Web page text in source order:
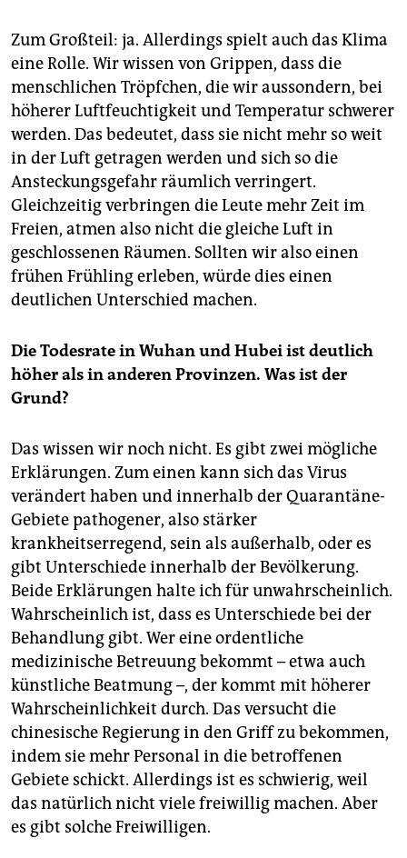
Zum Großteil: ja. Allerdings spielt auch das Klima
eine Rolle. Wir wissen von Grippen, dass die
menschlichen Tröpfchen, die wir aussondern, bei
höherer Luftfeuchtigkeit und Temperatur schwerer
werden. Das bedeutet, dass sie nicht mehr so weit
in der Luft getragen werden und sich so die
Ansteckungsgefahr räumlich verringert.
Gleichzeitig verbringen die Leute mehr Zeit im
Freien, atmen also nicht die gleiche Luft in
geschlossenen Räumen. Sollten wir also einen
frühen Frühling erleben, würde dies einen
deutlichen Unterschied machen.
Die Todesrate in Wuhan und Hubei ist deutlich
höher als in anderen Provinzen. Was ist der
Grund?
Das wissen wir noch nicht. Es gibt zwei mögliche
Erklärungen. Zum einen kann sich das Virus
verändert haben und innerhalb der Quarantäne-
Gebiete pathogener, also stärker
krankheitserregend, sein als außerhalb, oder es
gibt Unterschiede innerhalb der Bevölkerung.
Beide Erklärungen halte ich für unwahrscheinlich.
Wahrscheinlich ist, dass es Unterschiede bei der
Behandlung gibt. Wer eine ordentliche
medizinische Betreuung bekommt – etwa auch
künstliche Beatmung –, der kommt mit höherer
Wahrscheinlichkeit durch. Das versucht die
chinesische Regierung in den Griff zu bekommen,
indem sie mehr Personal in die betroffenen
Gebiete schickt. Allerdings ist es schwierig, weil
das natürlich nicht viele freiwillig machen. Aber
es gibt solche Freiwilligen.